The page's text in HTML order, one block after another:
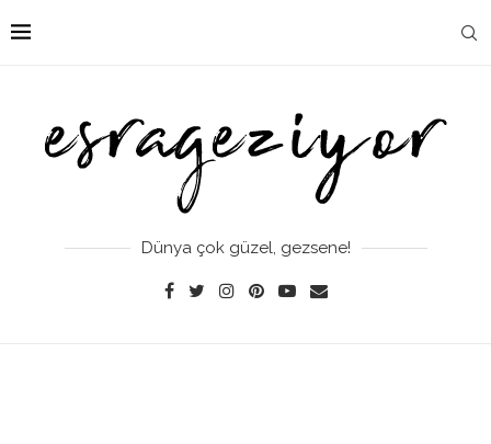
Dünya çok güzel, gezsene!